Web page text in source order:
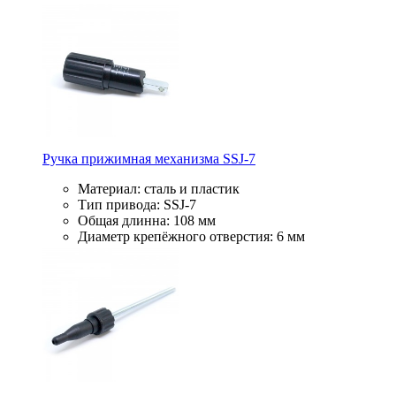
Ручка прижимная механизма SSJ-7
Материал: сталь и пластик
Тип привода: SSJ-7
Общая длинна: 108 мм
Диаметр крепёжного отверстия: 6 мм